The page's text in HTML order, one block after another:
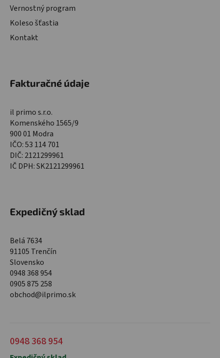
Vernostný program
Koleso šťastia
Kontakt
Fakturačné údaje
il primo s.r.o.
Komenského 1565/9
900 01 Modra
IČO: 53 114 701
DIČ: 2121299961
IČ DPH: SK2121299961
Expedičný sklad
Belá 7634
91105 Trenčín
Slovensko
0948 368 954
0905 875 258
obchod@ilprimo.sk
0948 368 954